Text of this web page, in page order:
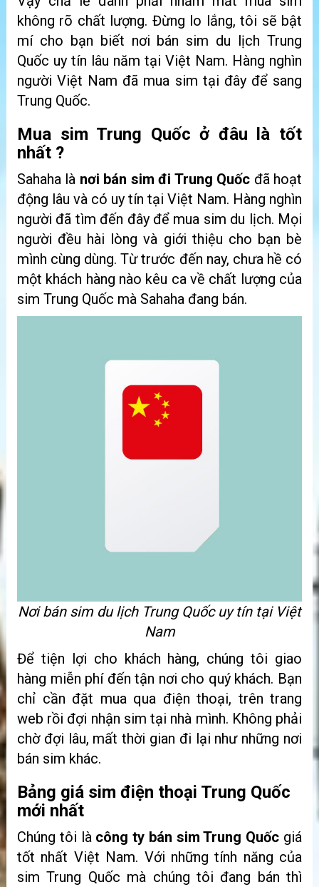
không rõ chất lượng. Đừng lo lắng, tôi sẽ bật
mí cho bạn biết nơi bán sim du lịch Trung
Quốc uy tín lâu năm tại Việt Nam. Hàng nghìn
người Việt Nam đã mua sim tại đây để sang
Trung Quốc.
Mua sim Trung Quốc ở đâu là tốt
nhất ?
Sahaha là nơi bán sim đi Trung Quốc đã hoạt
động lâu và có uy tín tại Việt Nam. Hàng nghìn
người đã tìm đến đây để mua sim du lịch. Mọi
người đều hài lòng và giới thiệu cho bạn bè
mình cùng dùng. Từ trước đến nay, chưa hề có
một khách hàng nào kêu ca về chất lượng của
sim Trung Quốc mà Sahaha đang bán.
Nơi bán sim du lịch Trung Quốc uy tín tại Việt
Nam
Để tiện lợi cho khách hàng, chúng tôi giao
hàng miễn phí đến tận nơi cho quý khách. Bạn
chỉ cần đặt mua qua điện thoại, trên trang
web rồi đợi nhận sim tại nhà mình. Không phải
chờ đợi lâu, mất thời gian đi lại như những nơi
bán sim khác.
Bảng giá sim điện thoại Trung Quốc
mới nhất
Chúng tôi là công ty bán sim Trung Quốc giá
tốt nhất Việt Nam. Với những tính năng của
sim Trung Quốc mà chúng tôi đang bán thì